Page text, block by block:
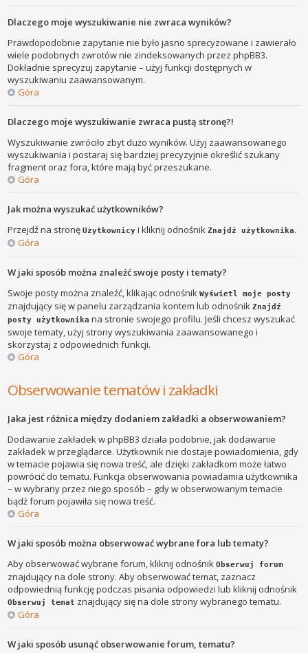
Dlaczego moje wyszukiwanie nie zwraca wyników?
Prawdopodobnie zapytanie nie było jasno sprecyzowane i zawierało
wiele podobnych zwrotów nie zindeksowanych przez phpBB3.
Dokładnie sprecyzuj zapytanie – użyj funkcji dostępnych w
wyszukiwaniu zaawansowanym.
Góra
Dlaczego moje wyszukiwanie zwraca pustą stronę?!
Wyszukiwanie zwróciło zbyt dużo wyników. Użyj zaawansowanego
wyszukiwania i postaraj się bardziej precyzyjnie określić szukany
fragment oraz fora, które mają być przeszukane.
Góra
Jak można wyszukać użytkowników?
Przejdź na stronęUżytkownicy i kliknij odnośnikZnajdź użytkownika.
Góra
W jaki sposób można znaleźć swoje posty i tematy?
Swoje posty można znaleźć, klikając odnośnikWyświetl moje posty
znajdujący się w panelu zarządzania kontem lub odnośnikZnajdź
posty użytkownika na stronie swojego profilu. Jeśli chcesz wyszukać
swoje tematy, użyj strony wyszukiwania zaawansowanego i
skorzystaj z odpowiednich funkcji.
Góra
Obserwowanie tematów i zakładki
Jaka jest różnica między dodaniem zakładki a obserwowaniem?
Dodawanie zakładek w phpBB3 działa podobnie, jak dodawanie
zakładek w przeglądarce. Użytkownik nie dostaje powiadomienia, gdy
w temacie pojawia się nowa treść, ale dzięki zakładkom może łatwo
powrócić do tematu. Funkcja obserwowania powiadamia użytkownika
– w wybrany przez niego sposób – gdy w obserwowanym temacie
bądź forum pojawiła się nowa treść.
Góra
W jaki sposób można obserwować wybrane fora lub tematy?
Aby obserwować wybrane forum, kliknij odnośnikObserwuj forum
znajdujący na dole strony. Aby obserwować temat, zaznacz
odpowiednią funkcję podczas pisania odpowiedzi lub kliknij odnośnik
Obserwuj temat znajdujący się na dole strony wybranego tematu.
Góra
W jaki sposób usunąć obserwowanie forum, tematu?